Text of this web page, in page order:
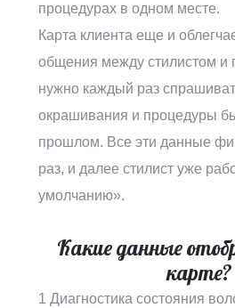
процедурах в одном месте.
Карта клиента еще и
общения между стилистом и
нужно каждый раз
окрашивания и процедуры
прошлом. Все эти данные
раз, и далее стилист уже
умолчанию».
Какие данные
карте?
1 Диагностика состояния